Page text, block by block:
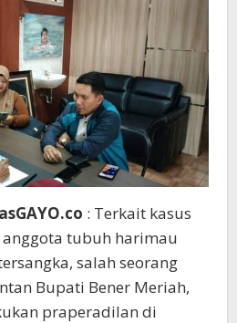
: Terkait kasus
tubuh harimau
salah seorang
Bupati Bener Meriah,
praperadilan di